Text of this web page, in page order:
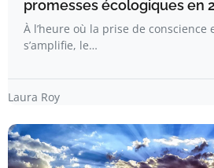
promesses écologiques en
À l’heure où la prise de
s’amplifie, le…
Laura Roy